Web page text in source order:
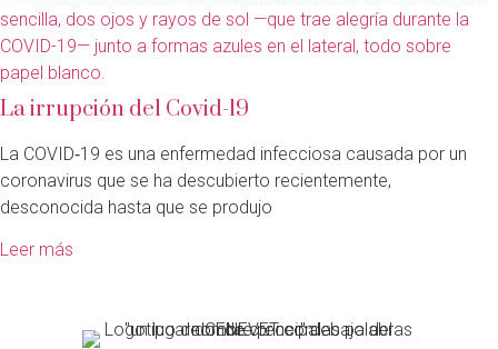
La irrupción del Covid-19
La COVID‑19 es una enfermedad infecciosa causada por un
coronavirus que se ha descubierto recientemente,
desconocida hasta que se produjo
Leer más